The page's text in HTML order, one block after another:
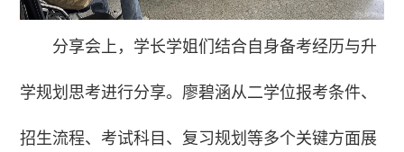
分享会上，学长学姐们结合自身备考经历与升
学规划思考进行分享。廖碧涵从二学位报考条件、
招生流程、考试科目、复习规划等多个关键方面展